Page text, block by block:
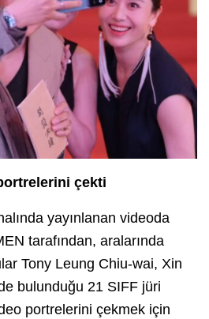
çekti
yayınlanan videoda
tarafından, aralarında
Tony Leung Chiu-wai, Xin
bulunduğu 21 SIFF jüri
portrelerini çekmek için